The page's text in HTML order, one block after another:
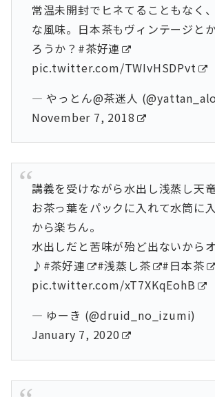
常温未開封でヒネてることもなく
な風味。日本茶もヴィンテージと
ろうか？ #茶好連
pic.twitter.com/TWIvHSDPvt
— やっとん@茶迷人
November 7, 2018
講義を受けながら水出し浅蒸し天
お茶っ葉をパックに入れて水筒に
から楽ちん。
水出しだと苦味が殆ど出ないから
♪ #茶好連 #浅蒸し茶
#日本茶
pic.twitter.com/xT7XKqEohB
— ゆーき (@druid_no_izumi)
January 7, 2020